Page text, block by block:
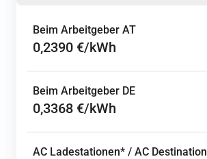
Beim Arbeitgeber AT
0,2390 €/kWh
Beim Arbeitgeber DE
0,3368 €/kWh
AC Ladestationen* / AC Destination